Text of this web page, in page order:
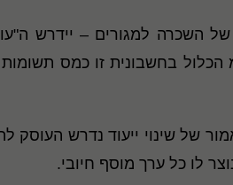
לגישת מע"מ, היא שבשינוי יעוד ממלאי לר"ק – כעבור 24 חודשים
הכלול בחשבונית זו כמס
של שינוי ייעוד נדרש העוסק
לו כל ערך מוסף חיובי.